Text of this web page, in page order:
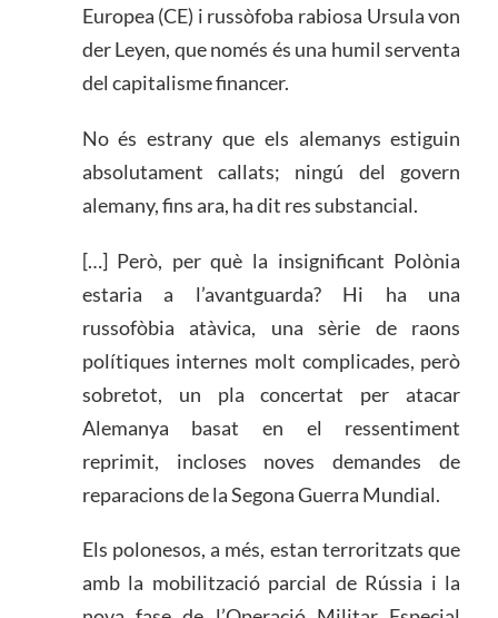
Europea (CE) i russòfoba rabiosa Ursula von
der Leyen, que només és una humil serventa
del capitalisme financer.
No és estrany que els alemanys estiguin
absolutament callats; ningú del govern
alemany, fins ara, ha dit res substancial.
[…] Però, per què la insignificant Polònia
estaria a l’avantguarda? Hi ha una
russofòbia atàvica, una sèrie de raons
polítiques internes molt complicades, però
sobretot, un pla concertat per atacar
Alemanya basat en el ressentiment
reprimit, incloses noves demandes de
reparacions de la Segona Guerra Mundial.
Els polonesos, a més, estan terroritzats que
amb la mobilització parcial de Rússia i la